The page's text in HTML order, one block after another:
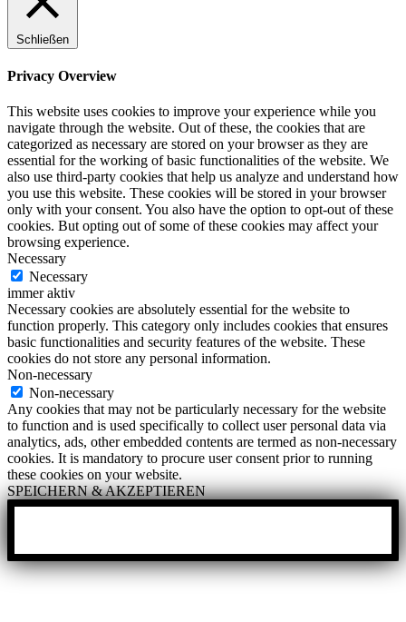
Schließen
Privacy Overview
This website uses cookies to improve your experience while you
navigate through the website. Out of these, the cookies that are
categorized as necessary are stored on your browser as they are
essential for the working of basic functionalities of the website. We
also use third-party cookies that help us analyze and understand how
you use this website. These cookies will be stored in your browser
only with your consent. You also have the option to opt-out of these
cookies. But opting out of some of these cookies may affect your
browsing experience.
Necessary
Necessary
immer aktiv
Necessary cookies are absolutely essential for the website to
function properly. This category only includes cookies that ensures
basic functionalities and security features of the website. These
cookies do not store any personal information.
Non-necessary
Non-necessary
Any cookies that may not be particularly necessary for the website
to function and is used specifically to collect user personal data via
analytics, ads, other embedded contents are termed as non-necessary
cookies. It is mandatory to procure user consent prior to running
these cookies on your website.
SPEICHERN & AKZEPTIEREN